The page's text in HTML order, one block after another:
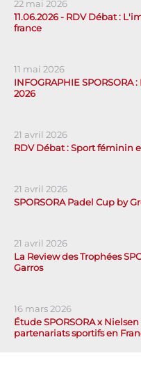
22 mai 2026
11.06.2026 - RDV Débat :
france
11 mai 2026
INFOGRAPHIE
2026
21 avril 2026
RDV Débat : Sport féminin
21 avril 2026
SPORSORA Padel Cup by
21 avril 2026
La Review des Trophées
Garros
16 mars 2026
Étude SPORSORA x
partenariats sportifs en